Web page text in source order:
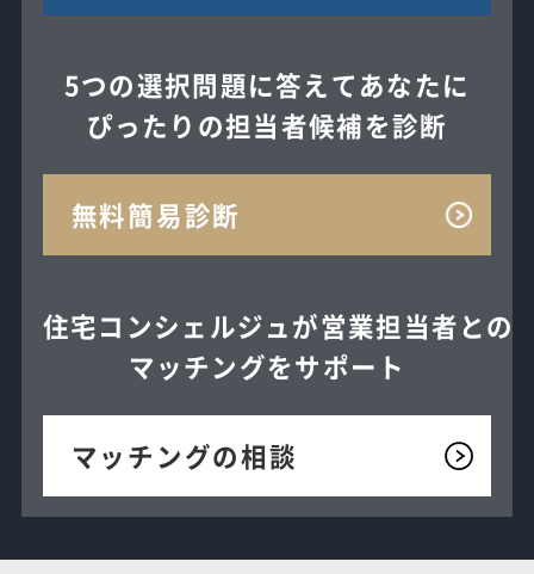
5つの選択問題に答えてあなたに
ぴったりの担当者候補を診断
無料簡易診断
住宅コンシェルジュが営業担当者との
マッチングをサポート
マッチングの相談